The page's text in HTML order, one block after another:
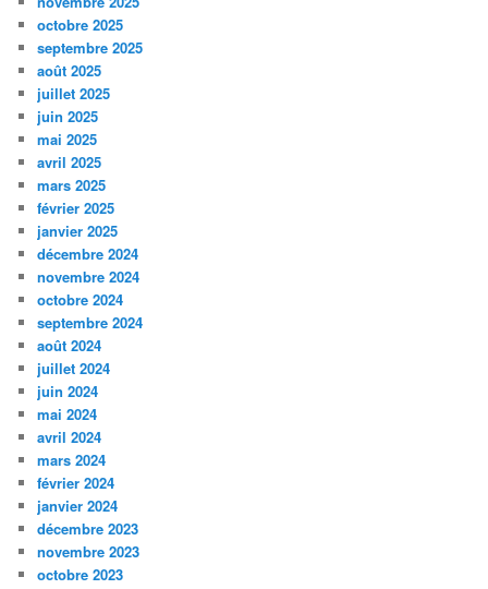
octobre 2025
septembre 2025
août 2025
juillet 2025
juin 2025
mai 2025
avril 2025
mars 2025
février 2025
janvier 2025
décembre 2024
novembre 2024
octobre 2024
septembre 2024
août 2024
juillet 2024
juin 2024
mai 2024
avril 2024
mars 2024
février 2024
janvier 2024
décembre 2023
novembre 2023
octobre 2023